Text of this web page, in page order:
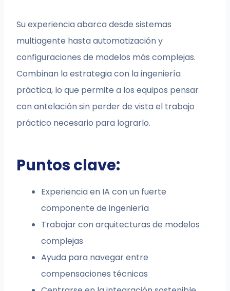
Su experiencia abarca desde sistemas
multiagente hasta automatización y
configuraciones de modelos más complejas.
Combinan la estrategia con la ingeniería
práctica, lo que permite a los equipos pensar
con antelación sin perder de vista el trabajo
práctico necesario para lograrlo.
Puntos clave:
Experiencia en IA con un fuerte
componente de ingeniería
Trabajar con arquitecturas de modelos
complejas
Ayuda para navegar entre
compensaciones técnicas